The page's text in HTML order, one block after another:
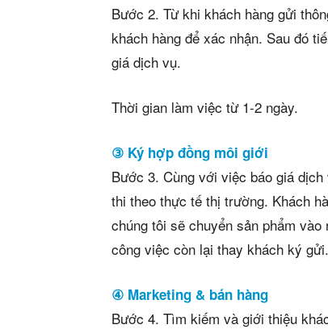
Bước 2. Từ khi khách hàng gửi
khách hàng để xác nhận. Sau đó
giá dịch vụ.
Thời gian làm việc từ 1-2 ngày.
③ Ký hợp đồng môi giới
Bước 3. Cùng với việc báo giá
thi theo thực tế thị trường. Khách
chúng tôi sẽ chuyển sản phẩm
công việc còn lại thay khách ký gửi.
④ Marketing & bán hàng
Bước 4. Tìm kiếm và giới thiệu